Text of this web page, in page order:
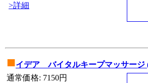
>詳細
■イデア バイタルキープマッサージ
通常価格: 7150円